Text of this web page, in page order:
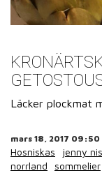
Läcker plockmat
mars 18, 2017 09:50
Hosniskas jenny
norrland
sommelier